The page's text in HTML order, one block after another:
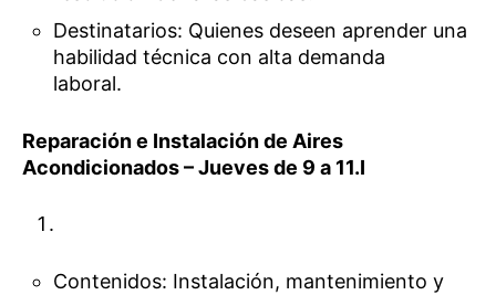
Destinatarios: Quienes deseen aprender una
habilidad técnica con alta demanda
laboral.
Reparación e Instalación de Aires
Acondicionados – Jueves de 9 a 11.I
Contenidos: Instalación, mantenimiento y